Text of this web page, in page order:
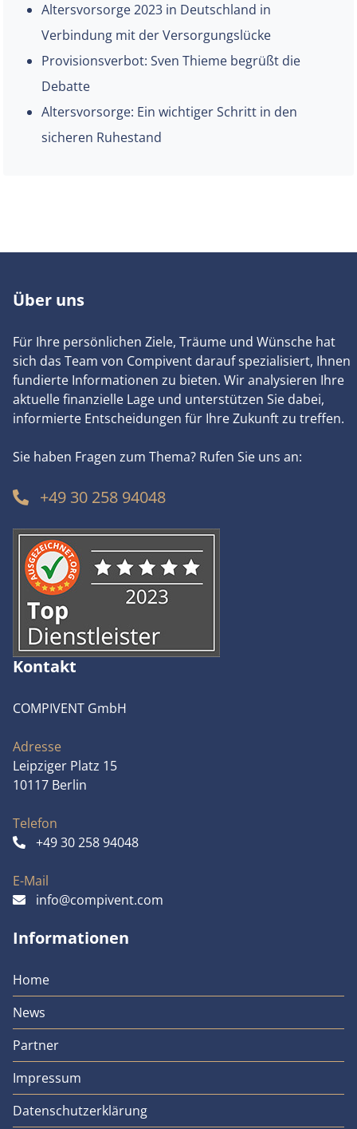
Altersvorsorge 2023 in Deutschland in
Verbindung mit der Versorgungslücke
Provisionsverbot: Sven Thieme begrüßt die
Debatte
Altersvorsorge: Ein wichtiger Schritt in den
sicheren Ruhestand
Über uns
Für Ihre persönlichen Ziele, Träume und Wünsche hat
sich das Team von Compivent darauf spezialisiert, Ihnen
fundierte Informationen zu bieten. Wir analysieren Ihre
aktuelle finanzielle Lage und unterstützen Sie dabei,
informierte Entscheidungen für Ihre Zukunft zu treffen.
Sie haben Fragen zum Thema? Rufen Sie uns an:
+49 30 258 94048
Kontakt
COMPIVENT GmbH
Adresse
Leipziger Platz 15
10117 Berlin
Telefon
+49 30 258 94048
E-Mail
info@compivent.com
Informationen
Home
News
Partner
Impressum
Datenschutzerklärung